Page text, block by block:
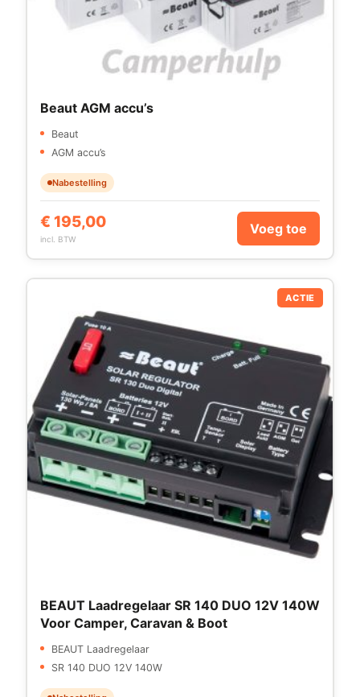
Beaut AGM accu’s
Beaut
AGM accu’s
Nabestelling
€ 195,00
incl. BTW
Voeg toe
ACTIE
BEAUT Laadregelaar SR 140 DUO 12V 140W
Voor Camper, Caravan & Boot
BEAUT Laadregelaar
SR 140 DUO 12V 140W